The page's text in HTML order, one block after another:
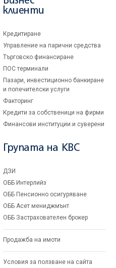
клиенти
Кредитиране
Управление на парични средства
Търговско финансиране
ПОС терминали
Пазари, инвестиционно банкиране
и попечителски услуги
Факторинг
Кредити за собственици на фирми
Финансови институции и суверени
Групата на KBC
ДЗИ
ОББ Интерлийз
ОББ Пенсионно осигуряване
ОББ Асет мениджмънт
ОББ Застрахователен брокер
Продажба на имоти
Условия за ползване на сайта